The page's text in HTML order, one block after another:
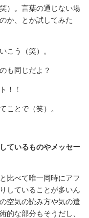
）。言葉の通じない場
か、とか試してみた
こう（笑）。
も同じだよ？
！！
とで（笑）。
ているものやメッセー
比べて唯一同時にアフ
していることが多いん
空気の読み方や気の遣
的な部分もそうだし、